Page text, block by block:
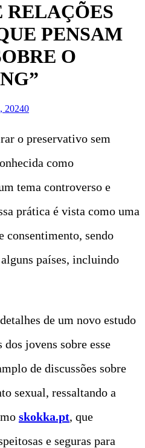
RELAÇÕES
PENSAM
O
20240
o preservativo sem
como
tema controverso e
prática é vista como uma
consentimento, sendo
países, incluindo
de um novo estudo
jovens sobre esse
de discussões sobre
sexual, ressaltando a
skokka.pt, que
e seguras para